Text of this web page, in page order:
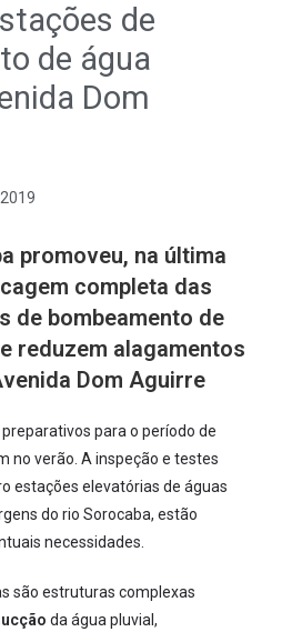
de
de água
Dom
promoveu, na última
completa das
de bombeamento de
reduzem alagamentos
Dom Aguirre
para o período de
no verão. A inspeção e testes
estações elevatórias de águas
do rio Sorocaba, estão
necessidades.
são estruturas complexas
da água pluvial,